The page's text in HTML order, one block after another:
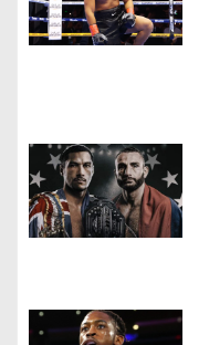
e
r
t
i
o